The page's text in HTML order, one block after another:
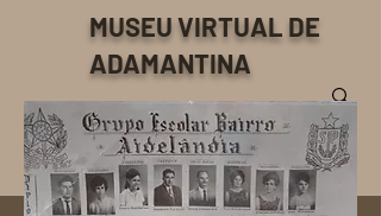
MUSEU VIRTUAL DE
ADAMANTINA